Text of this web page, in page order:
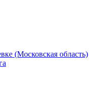
(Московская область)